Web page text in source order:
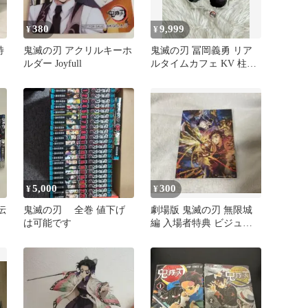
¥380
鬼滅の刃 アクリルキーホ
ルダー Joyfull
¥9,999
鬼滅の刃 冨岡義勇 リア
ルタイムカフェ KV 柱稽
¥5,000
鬼滅の刃 全巻 値下げ
は可能です
¥300
劇場版 鬼滅の刃 無限城
編 入場者特典 ビジュア
磨